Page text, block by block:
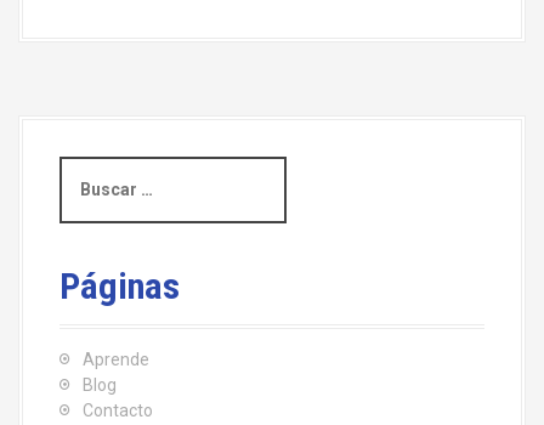
s
a
rPáginas
Aprende
Blog
Contacto